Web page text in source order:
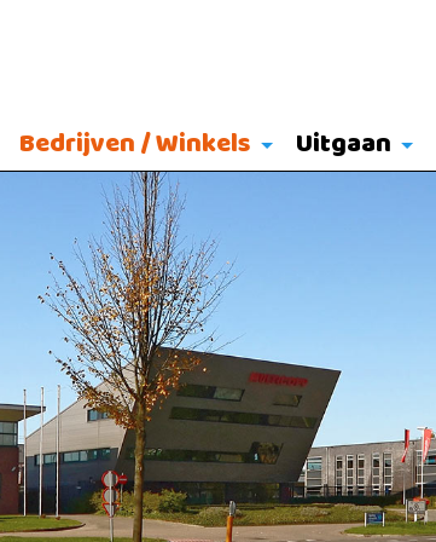
Bedrijven / Winkels Uitgaan